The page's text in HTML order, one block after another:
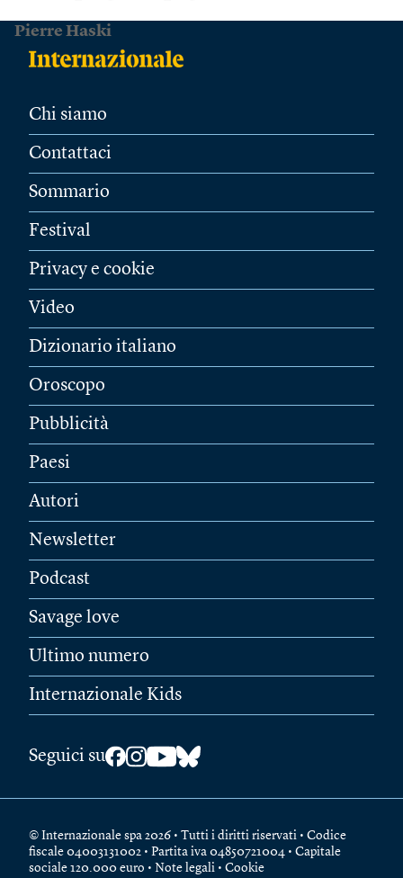
Pierre Haski
Chi siamo
Contattaci
Sommario
Festival
Privacy e cookie
Video
Dizionario italiano
Oroscopo
Pubblicità
Paesi
Autori
Newsletter
Podcast
Savage love
Ultimo numero
Internazionale Kids
Seguici su
© Internazionale spa 2026 • Tutti i diritti riservati • Codice
fiscale 04003131002 • Partita iva 04850721004 • Capitale
sociale 120.000 euro • Note legali • Cookie